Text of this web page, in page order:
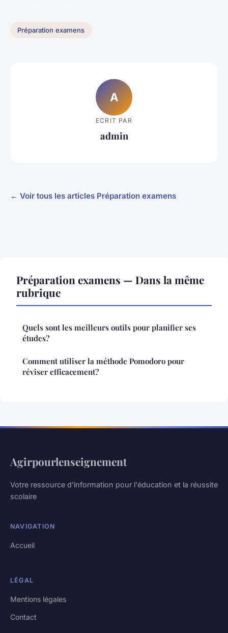
Préparation examens
A
ECRIT PAR
admin
← Voir tous les articles Préparation examens
Préparation examens — Dans la même
rubrique
Quels sont les meilleurs outils pour planifier ses
études?
Comment utiliser la méthode Pomodoro pour
réviser efficacement?
Agirpourlenseignement
Votre ressource d'information pour l'éducation et la réussite
scolaire
NAVIGATION
Accueil
LÉGAL
Mentions légales
Contact